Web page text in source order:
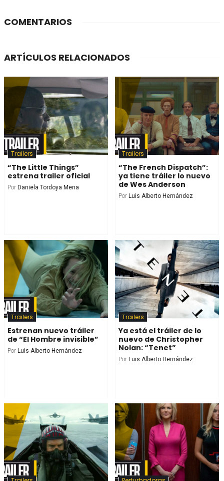
COMENTARIOS
ARTÍCULOS RELACIONADOS
Trailers
“The Little Things”
estrena trailer oficial
Por Daniela Tordoya Mena
Trailers
“The French Dispatch”:
ya tiene tráiler lo nuevo
de Wes Anderson
Por Luis Alberto Hernández
Trailers
Estrenan nuevo tráiler
de “El Hombre invisible”
Por Luis Alberto Hernández
Trailers
Ya está el tráiler de lo
nuevo de Christopher
Nolan: “Tenet”
Por Luis Alberto Hernández